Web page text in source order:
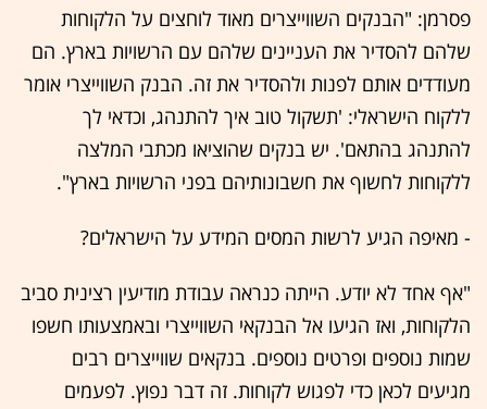
פסרמן: "הבנקים השווייצרים מאוד לוחצים על הלקוחות
שלהם להסדיר את העניינים שלהם עם הרשויות בארץ. הם
מעודדים אותם לפנות ולהסדיר את זה. הבנק השווייצרי אומר
ללקוח הישראלי: 'תשקול טוב איך להתנהג, וכדאי לך
להתנהג בהתאם'. יש בנקים שהוציאו מכתבי המלצה
ללקוחות לחשוף את חשבונותיהם בפני הרשויות בארץ".
- מאיפה הגיע לרשות המסים המידע על הישראלים?
"אף אחד לא יודע. הייתה כנראה עבודת מודיעין רצינית סביב
הלקוחות, ואז הגיעו אל הבנקאי השווייצרי ובאמצעותו חשפו
שמות נוספים ופרטים נוספים. בנקאים שווייצרים רבים
מגיעים לכאן כדי לפגוש לקוחות. זה דבר נפוץ. לפעמים